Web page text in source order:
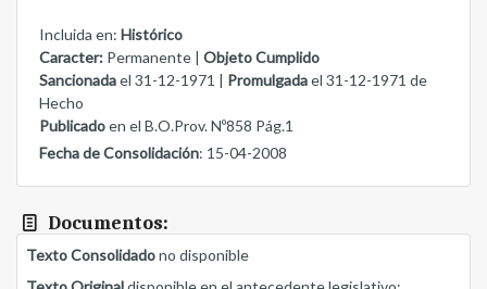
Incluida en: Histórico
Caracter: Permanente | Objeto Cumplido
Sancionadael 31-12-1971 | Promulgadael 31-12-1971 de
Hecho
Publicadoen el B.O.Prov. Nº858 Pág.1
Fecha de Consolidación: 15-04-2008
Documentos:
Texto Consolidadono disponible